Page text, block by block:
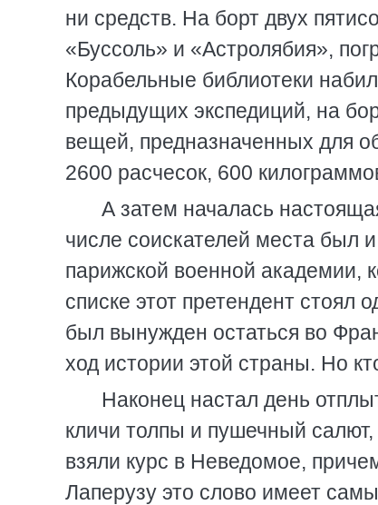
ни средств. На борт двух
«Буссоль» и «Астролябия»,
Корабельные библиотеки
предыдущих экспедиций, на
вещей, предназначенных для
2600 расчесок, 600
А затем началась
числе соискателей места был
парижской военной академии,
списке этот претендент стоял
был вынужден остаться во
ход истории этой страны. Но
Наконец настал день
кличи толпы и пушечный
взяли курс в Неведомое,
Лаперузу это слово имеет